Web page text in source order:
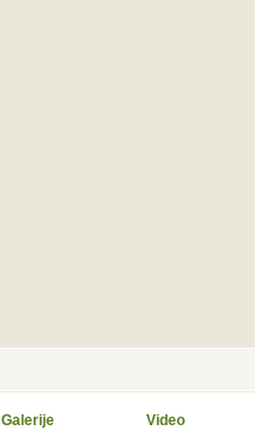
Galerije Video